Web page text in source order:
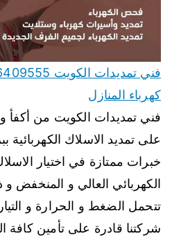
كهرباء المنازل
فني تمديدات الكويت من أكفأ
على تمديد الاسلاك الكهربائية
خبرات ممتازة في اختيار الاسلاك
الكهربائي العالي و المنخفض و
تتحمل الضغط و الحرارة و
شركتنا قادرة على تأمين كافة